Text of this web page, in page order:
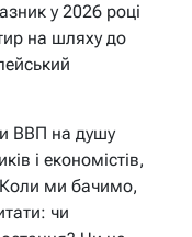
у 2026 році
на шляху до
ВВП на душу
і економістів,
ми бачимо,
чи